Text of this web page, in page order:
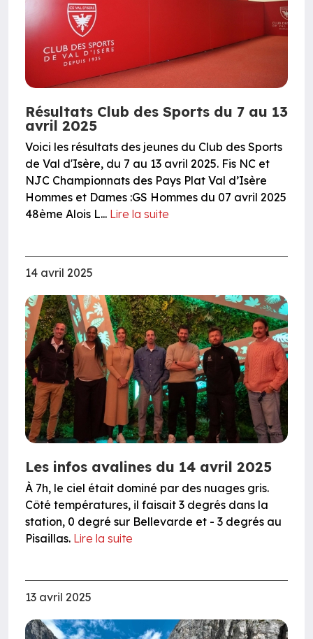
Résultats Club des Sports du 7 au 13
avril 2025
Voici les résultats des jeunes du Club des Sports
de Val d'Isère, du 7 au 13 avril 2025. Fis NC et
NJC Championnats des Pays Plat Val d’Isère
Hommes et Dames :GS Hommes du 07 avril 2025
48ème Alois L... Lire la suite
14 avril 2025
Les infos avalines du 14 avril 2025
À 7h, le ciel était dominé par des nuages gris.
Côté températures, il faisait 3 degrés dans la
station, 0 degré sur Bellevarde et - 3 degrés au
Pisaillas. Lire la suite
13 avril 2025